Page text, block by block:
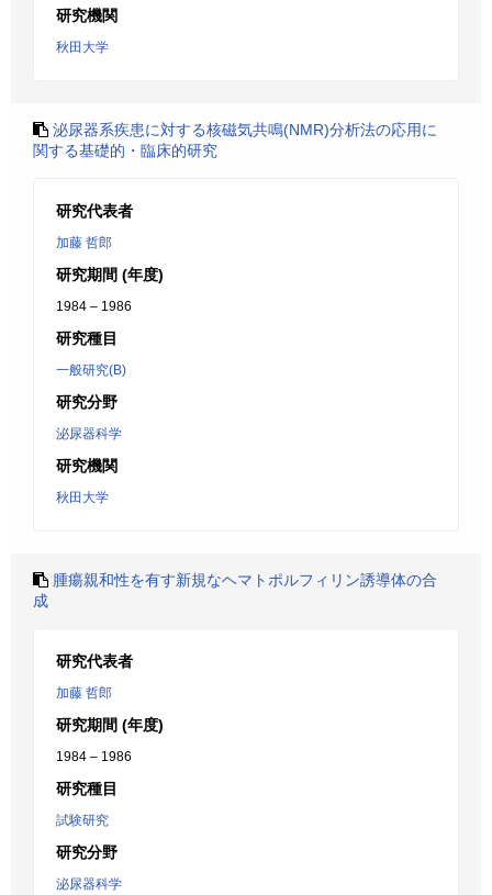
研究機関
秋田大学
泌尿器系疾患に対する核磁気共鳴(NMR)分析法の応用に
関する基礎的・臨床的研究
研究代表者
加藤 哲郎
研究期間 (年度)
1984 – 1986
研究種目
一般研究(B)
研究分野
泌尿器科学
研究機関
秋田大学
腫瘍親和性を有す新規なヘマトポルフィリン誘導体の合
成
研究代表者
加藤 哲郎
研究期間 (年度)
1984 – 1986
研究種目
試験研究
研究分野
泌尿器科学